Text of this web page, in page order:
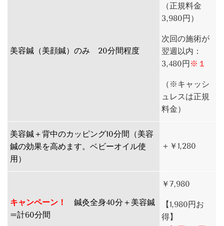
美容鍼（美顔鍼）のみ 20分間程度
（正規料金
3,980円）
次回の施術が
翌週以内：
3,480円 ※１
（※キャッシ
ュレスは正規
料金）
美容鍼＋背中のカッピング10分間（美容
鍼の効果を高めます。ベビーオイル使
用）
＋￥1,280
キャンペーン！鍼灸全身40分＋美容鍼
=計60分間
￥7,980
【1,980円お
得】